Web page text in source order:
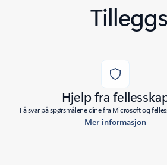
Hjelp fra
Få svar på spørsmålene dine fra Microsoft og
Mer informasjon